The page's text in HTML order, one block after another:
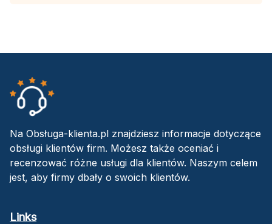
Na Obsługa-klienta.pl znajdziesz informacje dotyczące
obsługi klientów firm. Możesz także oceniać i
recenzować różne usługi dla klientów. Naszym celem
jest, aby firmy dbały o swoich klientów.
Links